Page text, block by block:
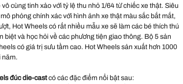
cùng tinh xảo với tỷ lệ thu nhỏ 1/64 từ chiếc xe thật. Siêu
phỏng chính xác với hình ảnh xe thật màu sắc bắt mắt,
Hot Wheels có rất nhiều mẫu xe sẽ làm các bé thích thú
biệt và học hỏi về các phương tiện giao thông. Bộ 5 sản
có giá trị sưu tầm cao. Hot Wheels sản xuất hơn 1000
năm.
đúc die-castcó các đặc điểm nổi bật sau: